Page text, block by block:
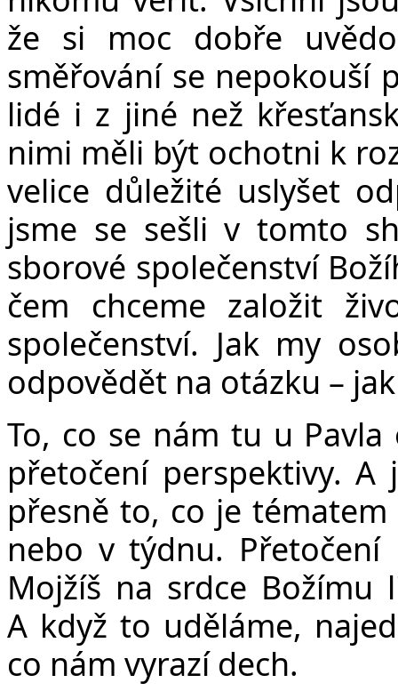
že si moc dobře
směřování se nepokouší
lidé i z jiné než
nimi měli být ochotni k
velice důležité uslyšet
jsme se sešli v tomto
sborové společenství
čem chceme založit
společenství. Jak my
odpovědět na otázku –
To, co se nám tu u
přetočení perspektivy.
přesně to, co je
nebo v týdnu.
Mojžíš na srdce Božímu
A když to uděláme,
co nám vyrazí dech.